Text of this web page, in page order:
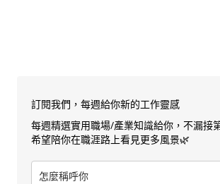
訂閱我們，每週給你新的工作靈感
每週精選實用職場/產業知識給你，不漏接
希望陪你在職涯路上看見更多風景🌿